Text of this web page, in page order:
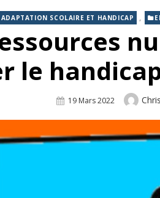
ADAPTATION SCOLAIRE ET HANDICAP ,
le
Posted
19 Mars 2022